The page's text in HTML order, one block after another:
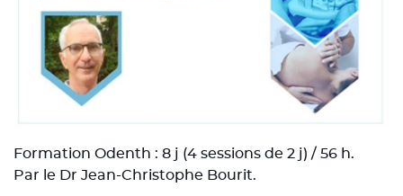
Formation Odenth : 8 j (4 sessions de 2 j) / 56 h.
Par le Dr Jean-Christophe Bourit.